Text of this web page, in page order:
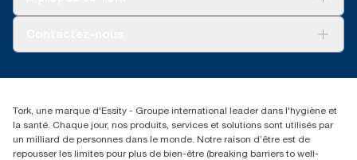
01 85 07 92 00
Tork, une marque d'Essity - Groupe international leader dans l'hygiène et
la santé. Chaque jour, nos produits, services et solutions sont utilisés par
un milliard de personnes dans le monde. Notre raison d’être est de
repousser les limites pour plus de bien-être (breaking barriers to well-